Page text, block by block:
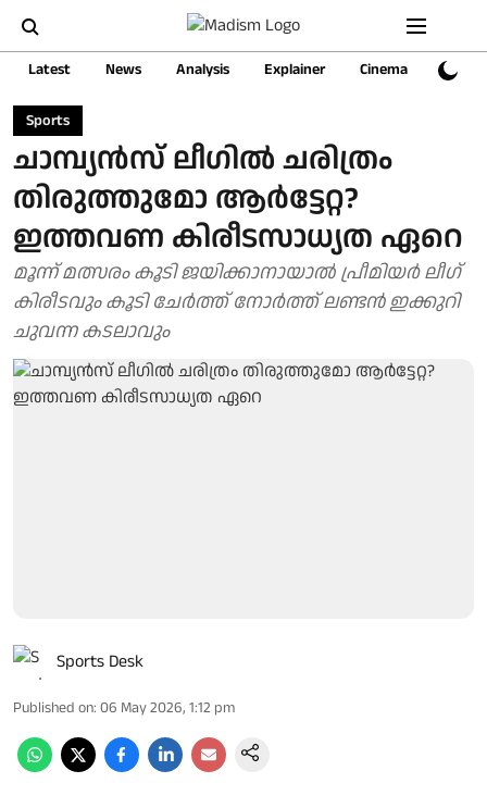
Latest News Analysis Explainer Cinema Sports
Sports
ചാമ്പ്യൻസ് ലീ​ഗിൽ ചരിത്രം
തിരുത്തുമോ ആർട്ടേറ്റ?
ഇത്തവണ കിരീടസാധ്യത ഏറെ
മൂന്ന് മത്സരം കൂടി ജയിക്കാനായാൽ പ്രീമിയർ ലീ​ഗ്
കിരീടവും കൂടി ചേർത്ത് നോർത്ത് ലണ്ടൻ ഇക്കുറി
ചുവന്ന കടലാവും
Sports Desk
Published on: 06 May 2026, 1:12 pm